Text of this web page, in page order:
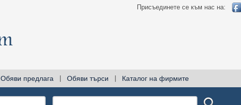
Присъединете се към нас на:
Обяви предлага Обяви търси Каталог на фирмите